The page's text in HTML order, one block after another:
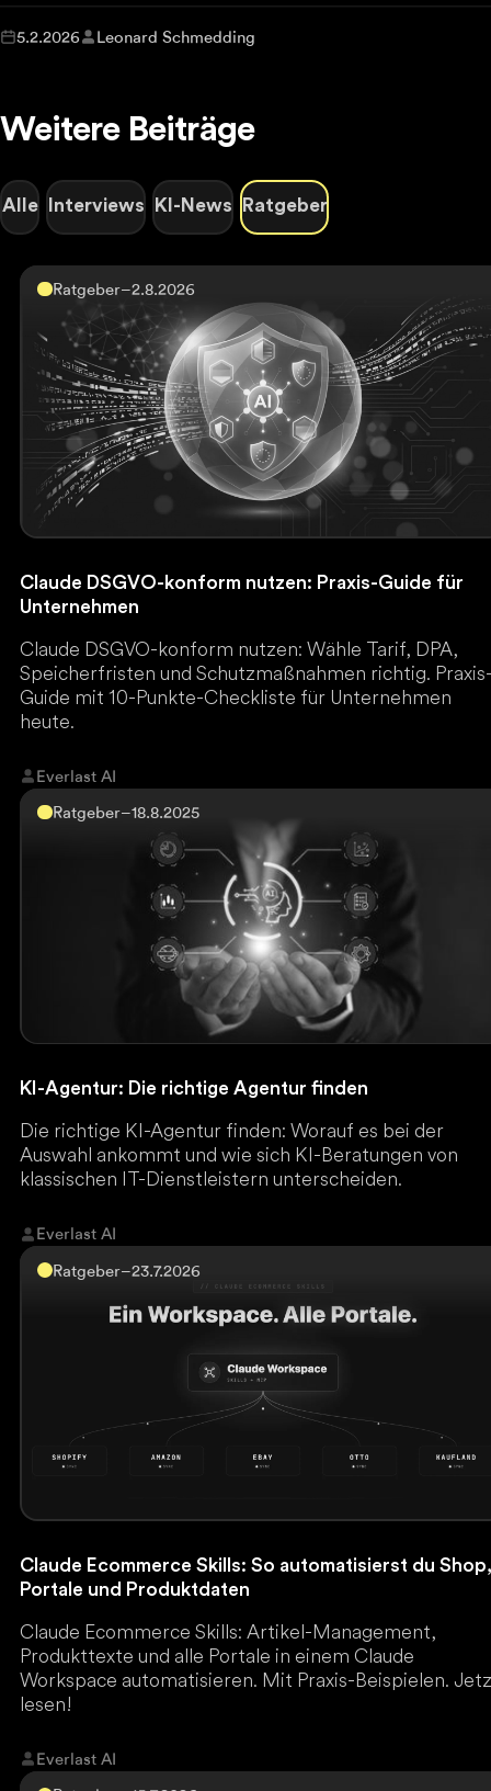
5.2.2026 Leonard Schmedding
Weitere Beiträge
Alle Interviews KI-News Ratgeber
Ratgeber–2.8.2026
Claude DSGVO-konform nutzen: Praxis-Guide für
Unternehmen
Claude DSGVO-konform nutzen: Wähle Tarif, DPA,
Speicherfristen und Schutzmaßnahmen richtig.
Guide mit 10-Punkte-Checkliste für Unternehmen
heute.
Everlast AI
Ratgeber–18.8.2025
KI-Agentur: Die richtige Agentur finden
Die richtige KI-Agentur finden: Worauf es bei der
Auswahl ankommt und wie sich KI-Beratungen von
klassischen IT-Dienstleistern unterscheiden.
Everlast AI
Ratgeber–23.7.2026
Claude Ecommerce Skills: So automatisierst du
Portale und Produktdaten
Claude Ecommerce Skills: Artikel-Management,
Produkttexte und alle Portale in einem Claude
Workspace automatisieren. Mit Praxis-Beispielen.
lesen!
Everlast AI